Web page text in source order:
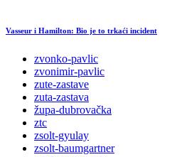
Vasseur i Hamilton: Bio je to trkaći incident
zvonko-pavlic
zvonimir-pavlic
zute-zastave
zuta-zastava
župa-dubrovačka
ztc
zsolt-gyulay
zsolt-baumgartner